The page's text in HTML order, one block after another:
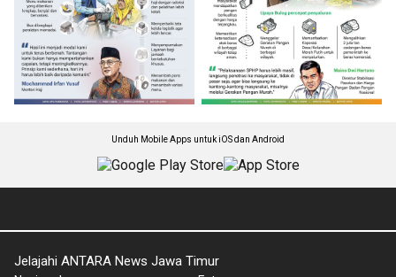
Unduh Mobile Apps untuk iOS dan Android
Jelajahi ANTARA News Jawa Timur